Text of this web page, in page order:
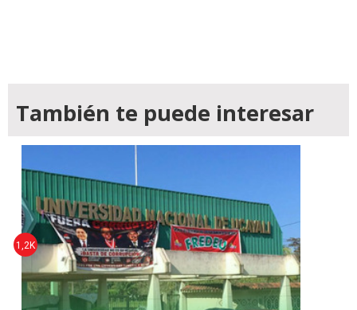
También te puede interesar
1,2K